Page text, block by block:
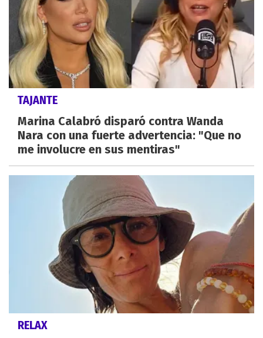
TAJANTE
Marina Calabró disparó contra Wanda
Nara con una fuerte advertencia: "Que no
me involucre en sus mentiras"
RELAX